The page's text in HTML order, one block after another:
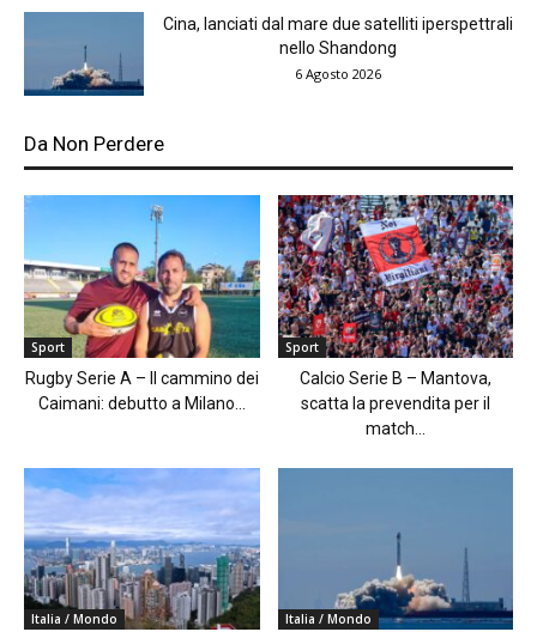
Cina, lanciati dal mare due satelliti iperspettrali
nello Shandong
6 Agosto 2026
Da Non Perdere
Sport
Rugby Serie A – Il cammino dei
Caimani: debutto a Milano...
Sport
Calcio Serie B – Mantova,
scatta la prevendita per il
match...
Italia / Mondo Italia / Mondo